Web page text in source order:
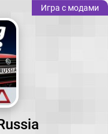
Игра с модами